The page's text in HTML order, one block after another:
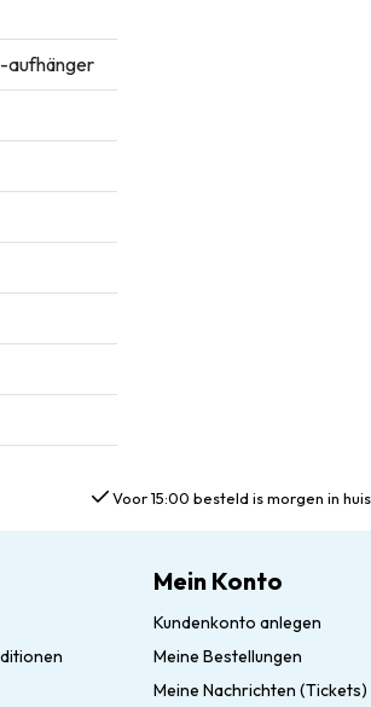
aufhänger
Voor 15:00 besteld is morgen in huis
Mein Konto
Kundenkonto anlegen
Meine Bestellungen
Meine Nachrichten (Tickets)